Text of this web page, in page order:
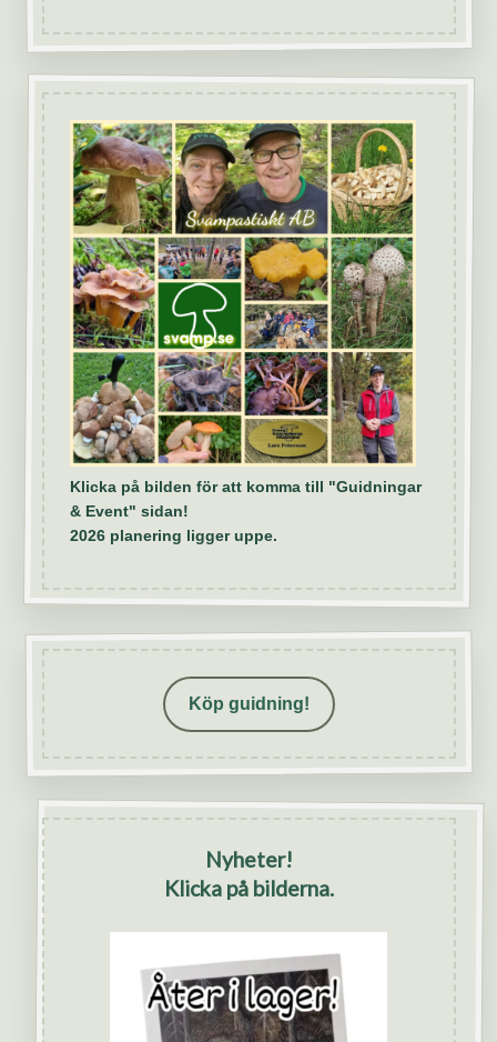
Klicka på bilden för att komma till "Guidningar
& Event" sidan!
2026 planering ligger uppe.
Köp guidning!
Nyheter!
Klicka på bilderna.